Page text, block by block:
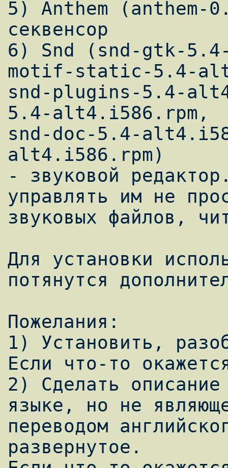
5) Anthem
секвенсор
6) Snd (snd-gtk-
motif-static-5.4-
snd-plugins-5.4-
5.4-alt4.i586.rpm,
snd-doc-5.4-
alt4.i586.rpm)
- звуковой
управлять им не
звуковых файлов,
Для установки
потянутся
Пожелания:
1) Установить,
Если что-то
2) Сделать
языке, но не
переводом
развернутое.